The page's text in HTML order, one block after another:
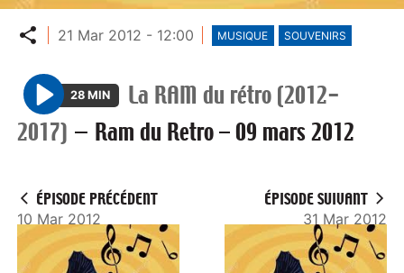
Partager
21 Mar 2012 - 12:00 MUSIQUE SOUVENIRS
P
l
28 MIN
La RAM du rétro (2012-
2017) — Ram du Retro – 09 mars 2012
ÉPISODE PRÉCÉDENT
10 Mar 2012
ÉPISODE SUIVANT
31 Mar 2012